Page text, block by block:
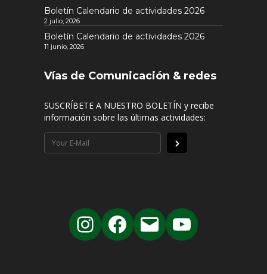
Boletín Calendario de actividades 2026
2 julio, 2026
Boletín Calendario de actividades 2026
11 junio, 2026
Vías de Comunicación & redes
SUSCRÍBETE A NUESTRO BOLETÍN y recibe
información sobre las últimas actividades: